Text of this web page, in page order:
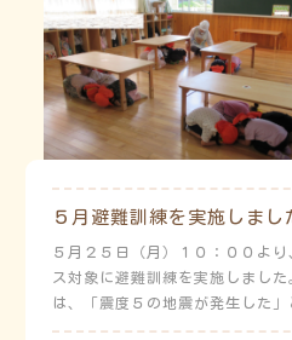
５月避難訓練を実施しまし
５月２５日（月）１０：００より
ス対象に避難訓練を実施しました
は、「震度５の地震が発生した」
定で実施し、園児たちが職員の